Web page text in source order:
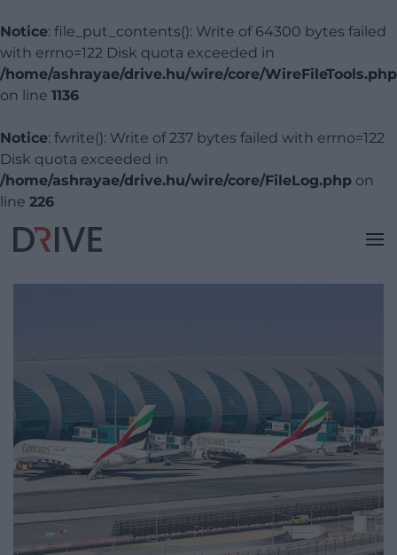
Notice: file_put_contents(): Write of 64300 bytes failed
with errno=122 Disk quota exceeded in
/home/ashrayae/drive.hu/wire/core/WireFileTools.php
on line 1136
Notice: fwrite(): Write of 237 bytes failed with errno=122
Disk quota exceeded in
/home/ashrayae/drive.hu/wire/core/FileLog.php on
line 226